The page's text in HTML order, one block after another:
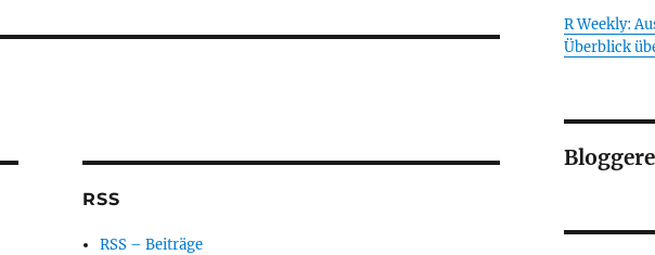
RSS
RSS – Beiträge
R Weekly:
Überblick